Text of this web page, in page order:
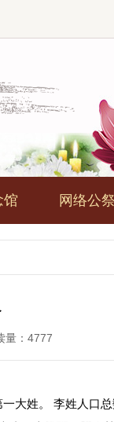
馆 网络公祭
量：4777
大姓。 李姓人口